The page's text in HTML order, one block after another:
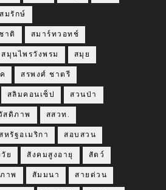
สมรักษ์
าติ สมาร์ทวอทช์
สมุนไพรวังพรม สมุย
สรพงศ์ ชาตรี
สลิมคอนเซ็ป สวนป่า
สดิภาพ สสวท.
หรัฐอเมริกา สอบสวน
ย สังคมสูงอายุ สัตว์
าพ สัมมนา สายด่วน